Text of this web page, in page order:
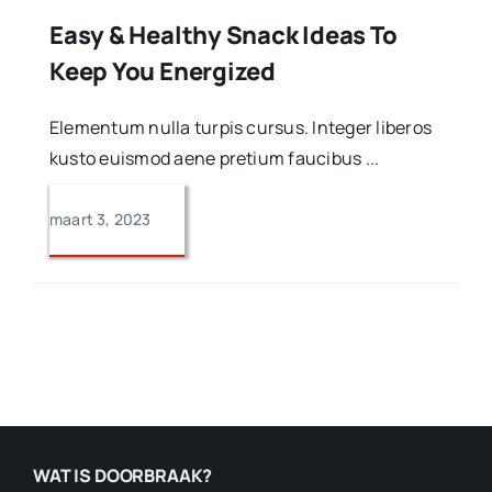
Easy & Healthy Snack Ideas To
Keep You Energized
Elementum nulla turpis cursus. Integer liberos
kusto euismod aene pretium faucibus ...
maart 3, 2023
WAT IS DOORBRAAK?